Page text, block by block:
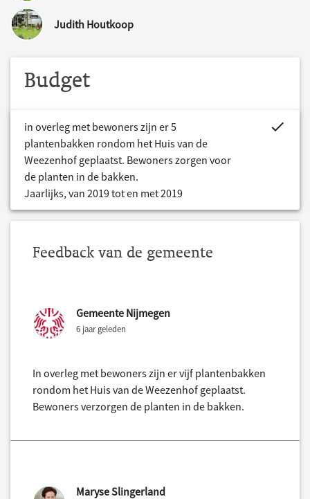
Judith Houtkoop
Budget
in overleg met bewoners zijn er 5
plantenbakken rondom het Huis van de
Weezenhof geplaatst. Bewoners zorgen voor
de planten in de bakken.
Jaarlijks, van 2019 tot en met 2019
Feedback van de gemeente
Gemeente Nijmegen
6 jaar geleden
In overleg met bewoners zijn er vijf plantenbakken
rondom het Huis van de Weezenhof geplaatst.
Bewoners verzorgen de planten in de bakken.
Maryse Slingerland